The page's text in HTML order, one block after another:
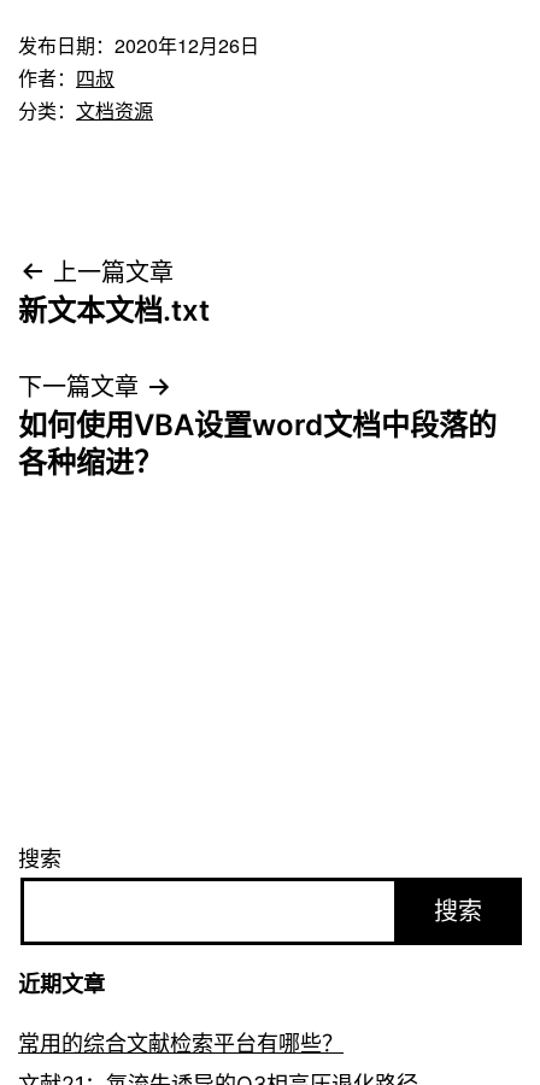
发布日期： 2020年12月26日
作者： 四叔
分类： 文档资源
文
章
导
航
上一篇文章
新文本文档.txt
下一篇文章
如何使用VBA设置word文档中段落的
各种缩进？
搜索
搜索
近期文章
常用的综合文献检索平台有哪些？